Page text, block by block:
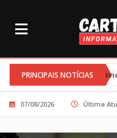
PRINCIPAIS NOTÍCIAS
Bolsonaro é resultado
07/08/2026 Última